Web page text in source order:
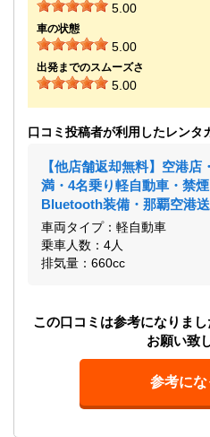
5.00
車の状態
5.00
出発までのスムーズさ
5.00
口コミ投稿者が利用したレンタ
【他店舗返却無料】空港
満・4名乗り軽自動車・禁
Bluetooth装備・那覇空港
車両タイプ：軽自動車
乗車人数：4人
排気量：660cc
この口コミは参考になりま
お願い致
参考にな